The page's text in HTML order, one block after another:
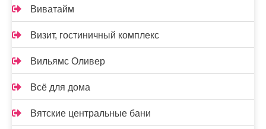
Виватайм
Визит, гостиничный комплекс
Вильямс Оливер
Всё для дома
Вятские центральные бани